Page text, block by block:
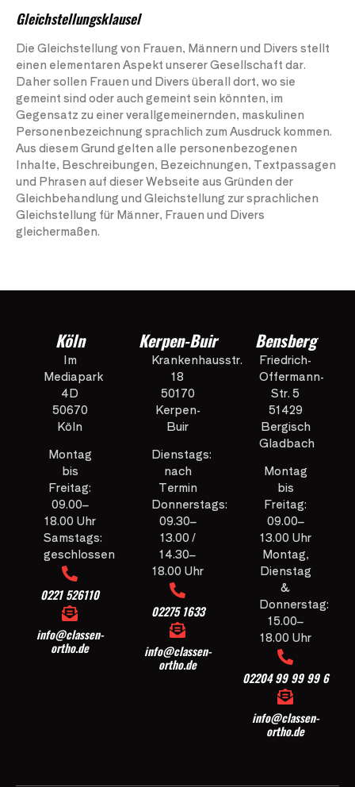
Gleichstellungsklausel
Die Gleichstellung von Frauen, Männern und Divers stellt
einen elementaren Aspekt unserer Gesellschaft dar.
Daher sollen Frauen und Divers überall dort, wo sie
gemeint sind oder auch gemeint sein könnten, im
Gegensatz zu einer verallgemeinernden, maskulinen
Personenbezeichnung sprachlich zum Ausdruck kommen.
Aus diesem Grund gelten alle personenbezogenen
Inhalte, Beschreibungen, Bezeichnungen, Textpassagen
und Phrasen auf dieser Webseite aus Gründen der
Gleichbehandlung und Gleichstellung zur sprachlichen
Gleichstellung für Männer, Frauen und Divers
gleichermaßen.
Köln
Im
Mediapark
4D
50670
Köln
Montag
bis
Freitag:
09.00–
18.00 Uhr
Samstags:
geschlossen
0221 526110
info@classen-
ortho.de
Kerpen-Buir
Krankenhausstr.
18
50170
Kerpen-
Buir
Dienstags:
nach
Termin
Donnerstags:
09.30–
13.00 /
14.30–
18.00 Uhr
02275 1633
info@classen-
ortho.de
Bensberg
Friedrich-
Offermann-
Str. 5
51429
Bergisch
Gladbach
Montag
bis
Freitag:
09.00–
13.00 Uhr
Montag,
Dienstag
&
Donnerstag:
15.00–
18.00 Uhr
02204 99 99 99 6
info@classen-
ortho.de